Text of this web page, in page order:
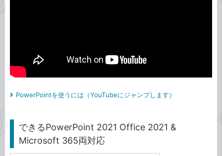
PowerPointを使うには（YouTubeにジャンプします）
できるPowerPoint 2021 Office 2021 &
Microsoft 365両対応